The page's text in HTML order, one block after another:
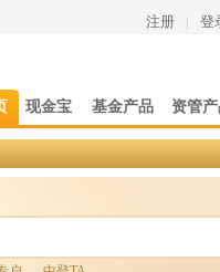
注册 | 登
现金宝 基金产品 资管